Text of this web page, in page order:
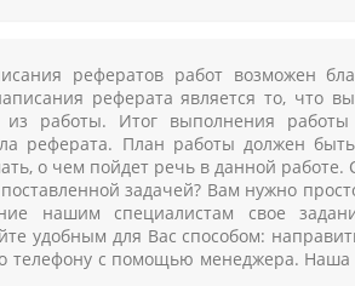
рефератов работ возможен
реферата является то, что
работы. Итог выполнения
реферата. План работы должен
о чем пойдет речь в данной работе.
задачей? Вам нужно
нашим специалистам свое
удобным для Вас способом:
телефону с помощью менеджера. Наша